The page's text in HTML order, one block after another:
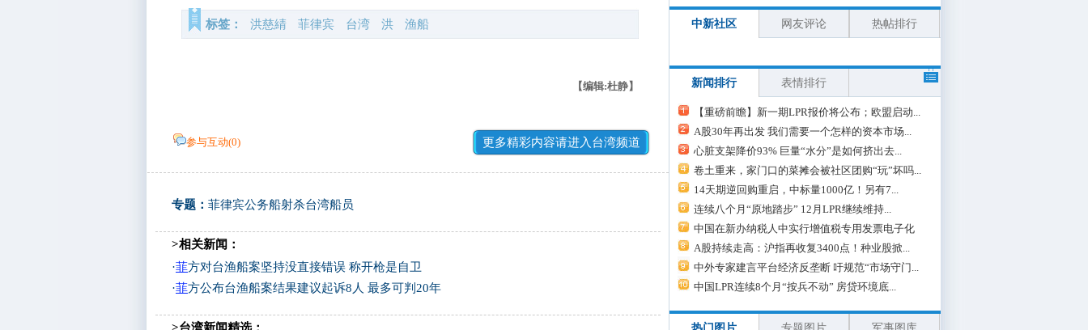
标签： 洪慈綪 菲律宾 台湾 洪 渔船
【编辑:杜静】
参与互动(0) 更多精彩内容请进入台湾频道
专题： 菲律宾公务船射杀台湾船员
>相关新闻：
·菲方对台渔船案坚持没直接错误 称开枪是自卫
·菲方公布台渔船案结果建议起诉8人 最多可判20年
中新社区 网友评论 热帖排行
新闻排行 表情排行
【重磅前瞻】新一期LPR报价将公布；欧盟启动...
A股30年再出发 我们需要一个怎样的资本市场...
心脏支架降价93% 巨量“水分”是如何挤出去...
卷土重来，家门口的菜摊会被社区团购“玩”坏吗...
14天期逆回购重启，中标量1000亿！另有7...
连续八个月“原地踏步” 12月LPR继续维持...
中国在新办纳税人中实行增值税专用发票电子化
A股持续走高：沪指再收复3400点！种业股掀...
中外专家建言平台经济反垄断 吁规范“市场守门...
中国LPR连续8个月“按兵不动” 房贷环境底...